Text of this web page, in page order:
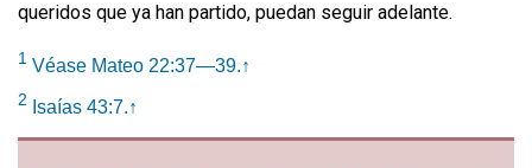
queridos que ya han partido, puedan seguir adelante.
1 Véase Mateo 22:37—39.↑
2 Isaías 43:7.↑